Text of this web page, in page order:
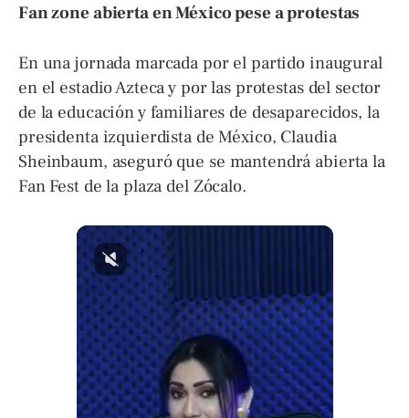
Fan zone abierta en México pese a protestas
En una jornada marcada por el partido inaugural
en el estadio Azteca y por las protestas del sector
de la educación y familiares de desaparecidos, la
presidenta izquierdista de México, Claudia
Sheinbaum, aseguró que se mantendrá abierta la
Fan Fest de la plaza del Zócalo.